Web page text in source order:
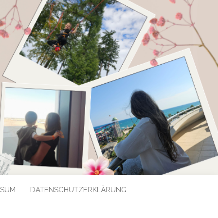
DATENSCHUTZERKLÄRUNG